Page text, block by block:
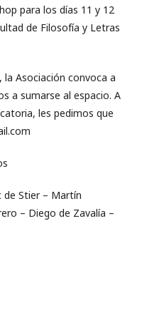
para los días 11 y 12
de Filosofía y Letras
Asociación convoca a
a sumarse al espacio. A
les pedimos que
de Stier – Martín
– Diego de Zavalía –